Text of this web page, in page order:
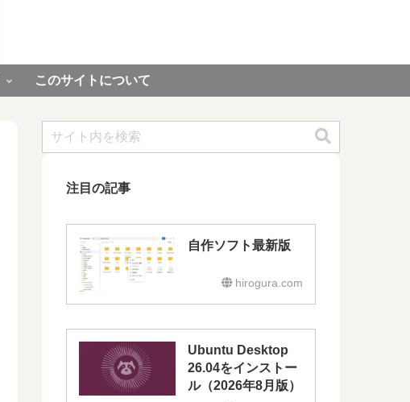
このサイトについて
注目の記事
自作ソフト最新版
hirogura.com
Ubuntu Desktop
26.04をインストー
ル（2026年8月版）